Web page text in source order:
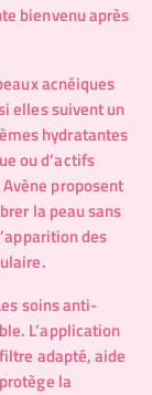
bienvenu après
acnéiques
elles suivent un
hydratantes
ou d’actifs
proposent
la peau sans
des
soins anti-
L’application
adapté, aide
la